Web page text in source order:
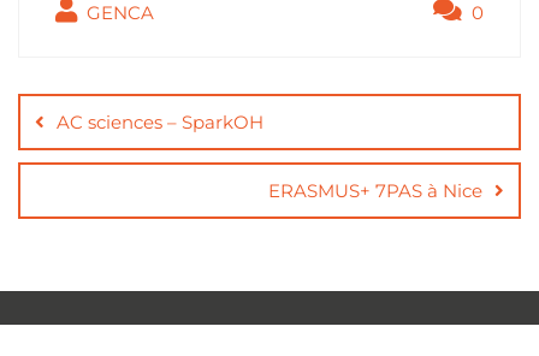
GENCA 0
AC sciences – SparkOH
ERASMUS+ 7PAS à Nice